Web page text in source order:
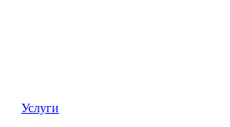
Услуги